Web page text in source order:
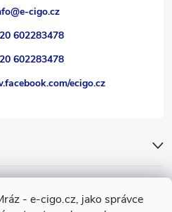
- e-cigo.cz, jako správce
@e-cigo.cz
602283478
602283478
ecigo.cz